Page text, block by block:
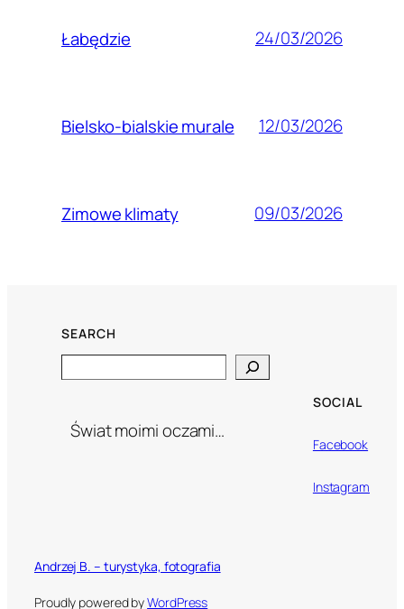
Łabędzie 24/03/2026
Bielsko-bialskie murale 12/03/2026
Zimowe klimaty 09/03/2026
SEARCH
Świat moimi oczami…
SOCIAL
Facebook
Instagram
Andrzej B. – turystyka, fotografia
Proudly powered byWordPress